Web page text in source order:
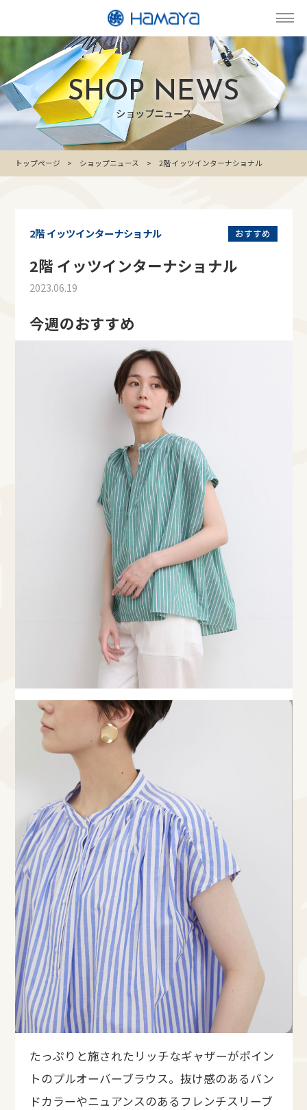
SHOP NEWS
ショップニュース
トップページ ショップニュース 2階 イッツインターナショナル
おすすめ
2階 イッツインターナショナル
2階 イッツインターナショナル
2023.06.19
今週のおすすめ
たっぷりと施されたリッチなギャザーがポイン
トのプルオーバーブラウス。抜け感のあるバン
ドカラーやニュアンスのあるフレンチスリーブ